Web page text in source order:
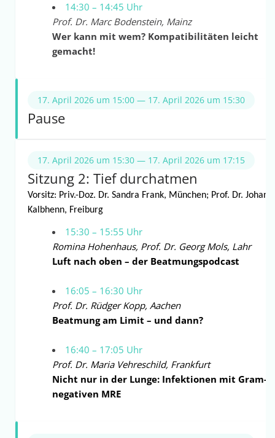
14:30 – 14:45 Uhr
Prof. Dr. Marc Bodenstein, Mainz
Wer kann mit wem? Kompatibilitäten leicht
gemacht!
17. April 2026 um 15:00 — 17. April 2026 um 15:30
Pause
17. April 2026 um 15:30 — 17. April 2026 um 17:15
Sitzung 2: Tief durchatmen
Vorsitz: Priv.-Doz. Dr. Sandra Frank, München; Prof. Dr.
Kalbhenn, Freiburg
15:30 – 15:55 Uhr
Romina Hohenhaus, Prof. Dr. Georg Mols, Lahr
Luft nach oben – der Beatmungspodcast
16:05 – 16:30 Uhr
Prof. Dr. Rüdger Kopp, Aachen
Beatmung am Limit – und dann?
16:40 – 17:05 Uhr
Prof. Dr. Maria Vehreschild, Frankfurt
Nicht nur in der Lunge: Infektionen mit Gram-
negativen MRE